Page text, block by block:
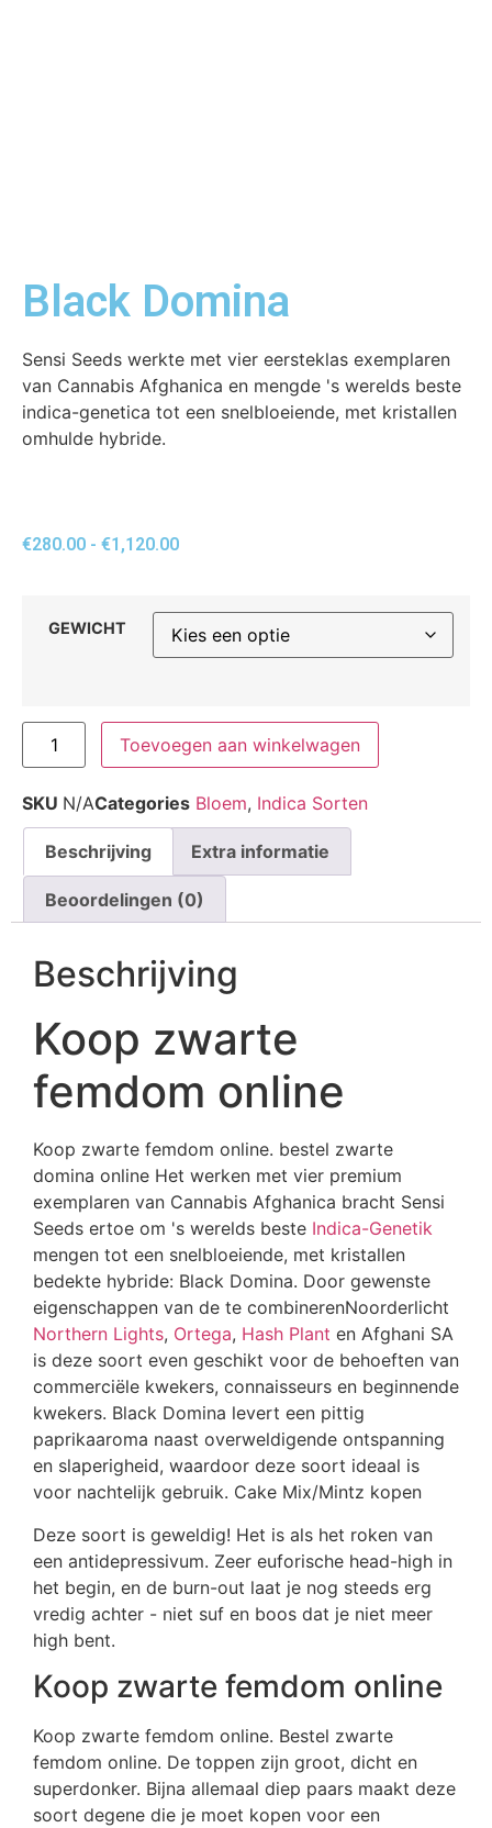
Black Domina
Sensi Seeds werkte met vier eersteklas exemplaren
van Cannabis Afghanica en mengde 's werelds beste
indica-genetica tot een snelbloeiende, met kristallen
omhulde hybride.
€280.00 - €1,120.00
GEWICHT
Toevoegen aan winkelwagen
SKU N/ACategories Bloem, Indica Sorten
Beschrijving Extra informatie
Beoordelingen (0)
Beschrijving
Koop zwarte
femdom online
Koop zwarte femdom online. bestel zwarte
domina online Het werken met vier premium
exemplaren van Cannabis Afghanica bracht Sensi
Seeds ertoe om 's werelds beste Indica-Genetik
mengen tot een snelbloeiende, met kristallen
bedekte hybride: Black Domina. Door gewenste
eigenschappen van de te combinerenNoorderlicht
Northern Lights, Ortega, Hash Plant en Afghani SA
is deze soort even geschikt voor de behoeften van
commerciële kwekers, connaisseurs en beginnende
kwekers. Black Domina levert een pittig
paprikaaroma naast overweldigende ontspanning
en slaperigheid, waardoor deze soort ideaal is
voor nachtelijk gebruik. Cake Mix/Mintz kopen
Deze soort is geweldig! Het is als het roken van
een antidepressivum. Zeer euforische head-high in
het begin, en de burn-out laat je nog steeds erg
vredig achter - niet suf en boos dat je niet meer
high bent.
Koop zwarte femdom online
Koop zwarte femdom online. Bestel zwarte
femdom online. De toppen zijn groot, dicht en
superdonker. Bijna allemaal diep paars maakt deze
soort degene die je moet kopen voor een